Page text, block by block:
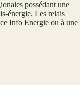
possédant une
énergie. Les relais
Info Energie ou à une